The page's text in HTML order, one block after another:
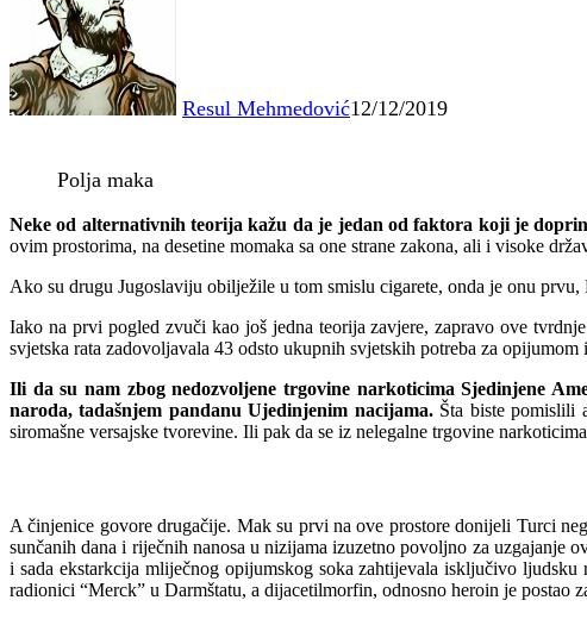
Resul Mehmedović12/12/2019
Polja maka
Neke od alternativnih teorija kažu da je jedan od faktora koji je
ovim prostorima, na desetine momaka sa one strane zakona, ali i visoke
Ako su drugu Jugoslaviju obilježile u tom smislu cigarete, onda je onu
Iako na prvi pogled zvuči kao još jedna teorija zavjere, zapravo ove
svjetska rata zadovoljavala 43 odsto ukupnih svjetskih potreba za
Ili da su nam zbog nedozvoljene trgovine narkoticima Sjedinjene
naroda, tadašnjem pandanu Ujedinjenim nacijama.Šta biste pomislili
siromašne versajske tvorevine. Ili pak da se iz nelegalne trgovine
A činjenice govore drugačije. Mak su prvi na ove prostore donijeli Turci
sunčanih dana i riječnih nanosa u nizijama izuzetno povoljno za uzgajanje
i sada ekstarkcija mliječnog opijumskog soka zahtijevala isključivo
radionici “Merck” u Darmštatu, a dijacetilmorfin, odnosno heroin je